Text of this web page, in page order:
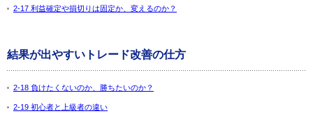
2-17 利益確定や損切りは固定か、変えるのか？
結果が出やすいトレード改善の仕方
2-18 負けたくないのか、勝ちたいのか？
2-19 初心者と上級者の違い